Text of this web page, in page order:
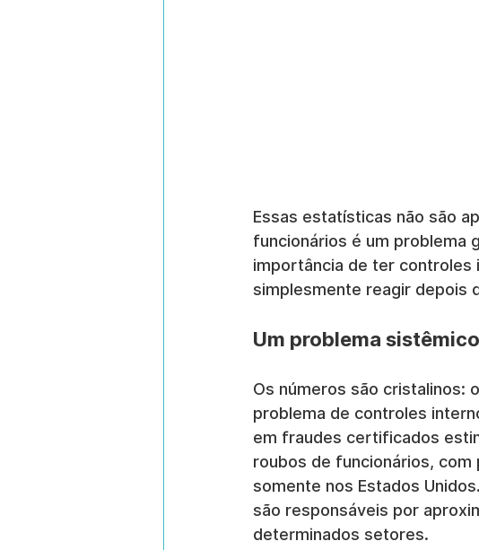
Essas estatísticas não são
funcionários é um problema
importância de ter controles
simplesmente reagir depois
Um problema
Os números são cristalinos:
problema de controles
em fraudes certificados
roubos de funcionários, com
somente nos Estados
são responsáveis por
determinados setores.